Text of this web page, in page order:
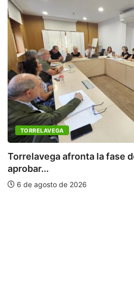
TORRELAVEGA
Torrelavega afronta la fase
aprobar...
6 de agosto de 2026